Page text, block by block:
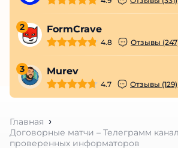
2 FormCrave
4.8 Отзывы
3 Murev
4.7 Отзывы (129)
Главная
Договорные матчи – Телеграмм
проверенных информаторов